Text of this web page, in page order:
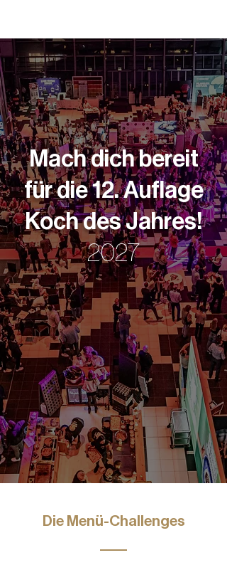
Mach dich bereit
für die 12. Auflage
Koch des Jahres!
2027
Die Menü-Challenges